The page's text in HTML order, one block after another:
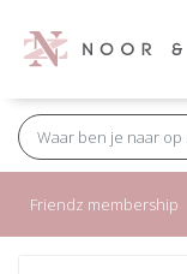
Friendz membership